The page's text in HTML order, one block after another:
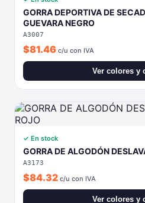
✓ En stock
GORRA DE ALGODÓN
A3173
$84.32c/u con IVA
Ver colores y
GORRA LISA CAMPAÑA
GL3210
$18.44c/u con IVA